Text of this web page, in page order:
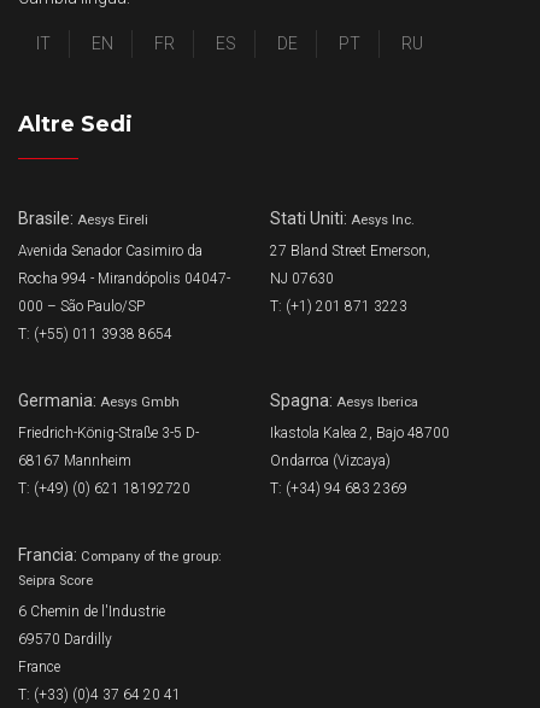
IT EN FR ES DE PT RU
Altre Sedi
Brasile: Aesys Eireli
Avenida Senador Casimiro da
Rocha 994 - Mirandópolis 04047-
000 – São Paulo/SP
T: (+55) 011 3938 8654
Stati Uniti: Aesys Inc.
27 Bland Street Emerson,
NJ 07630
T: (+1) 201 871 3223
Germania: Aesys Gmbh
Friedrich-König-Straße 3-5 D-
68167 Mannheim
T: (+49) (0) 621 18192720
Spagna: Aesys Iberica
Ikastola Kalea 2, Bajo 48700
Ondarroa (Vizcaya)
T: (+34) 94 683 2369
Francia: Company of the group:
Seipra Score
6 Chemin de l'Industrie
69570 Dardilly
France
T: (+33) (0)4 37 64 20 41